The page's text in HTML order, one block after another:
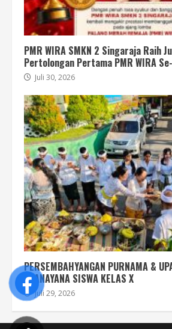
PMR WIRA SMKN 2 Singaraja Raih
Pertolongan Pertama PMR WIRA
Juli 30, 2026
PERSEMBAHYANGAN PURNAMA &
UPANAYANA SISWA KELAS X
Juli 29, 2026